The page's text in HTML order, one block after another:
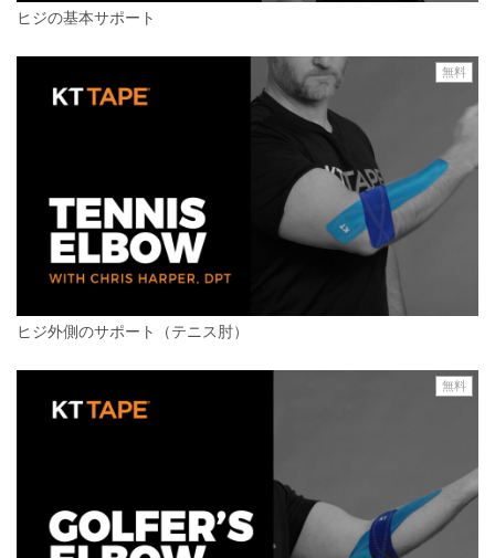
ヒジの基本サポート
ヒジ外側のサポート（テニス肘）
無料
無料